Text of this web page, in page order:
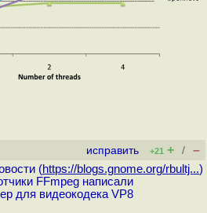
исправить +21 + / –
(https://blogs.gnome.org/rbultj...)
FFmpeg написали
для видеокодека VP8